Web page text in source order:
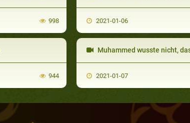
998 2021-01-06
944
Muhammed wusste nicht,
2021-01-07